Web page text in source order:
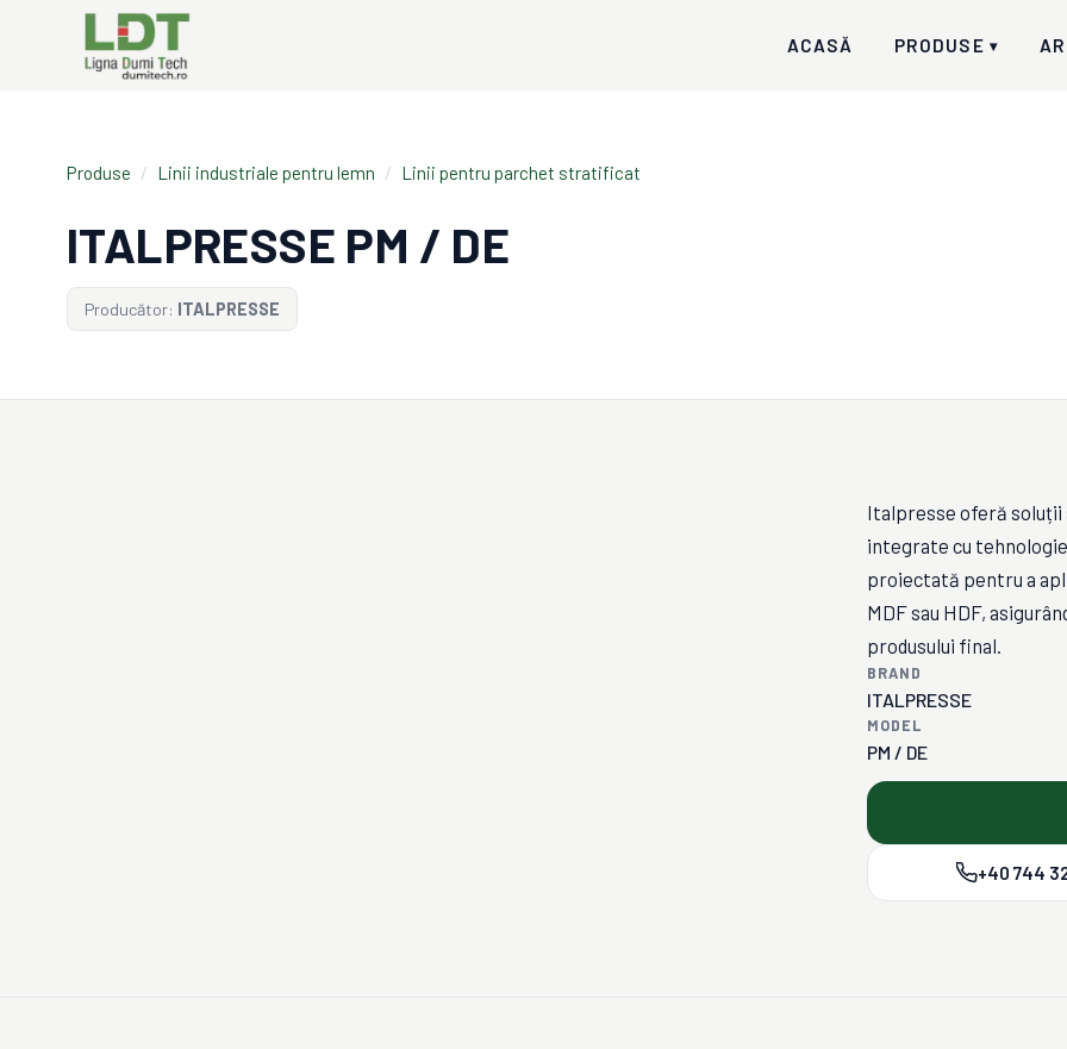
ACASĂ PRODUSE ▾
Produse / Linii industriale pentru lemn / Linii pentru parchet stratificat
ITALPRESSE PM / DE
Producător: ITALPRESSE
Italpresse oferă
integrate cu
proiectată pentru a
MDF sau HDF,
produsului final.
BRAND
ITALPRESSE
MODEL
PM / DE
+40 744